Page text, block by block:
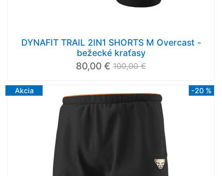
DYNAFIT TRAIL 2IN1 SHORTS M Overcast -
bežecké kraťasy
80,00 € 100,00 €
Akcia -20 %